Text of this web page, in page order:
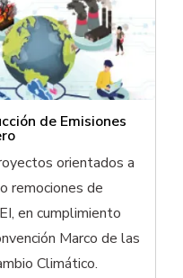
de Emisiones
orientados a
remociones de
en cumplimiento
Marco de las
Climático.